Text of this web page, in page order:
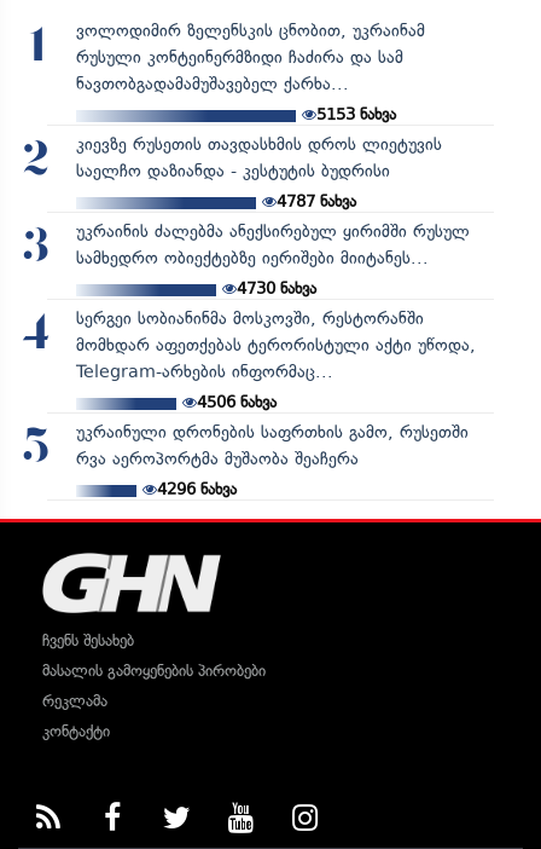
1
ვოლოდიმირ ზელენსკის ცნობით, უკრაინამ
რუსული კონტეინერმზიდი ჩაძირა და სამ
ნავთობგადამამუშავებელ ქარხა...
5153 ნახვა
2
კიევზე რუსეთის თავდასხმის დროს ლიეტუვის
საელჩო დაზიანდა - კესტუტის ბუდრისი
4787ნახვა
3
უკრაინის ძალებმა ანექსირებულ ყირიმში რუსულ
სამხედრო ობიექტებზე იერიშები მიიტანეს...
4730ნახვა
4
სერგეი სობიანინმა მოსკოვში, რესტორანში
მომხდარ აფეთქებას ტერორისტული აქტი უწოდა,
Telegram-არხების ინფორმაც...
4506ნახვა
5
უკრაინული დრონების საფრთხის გამო, რუსეთში
რვა აეროპორტმა მუშაობა შეაჩერა
4296ნახვა
ჩვენს შესახებ
მასალის გამოყენების პირობები
რეკლამა
კონტაქტი